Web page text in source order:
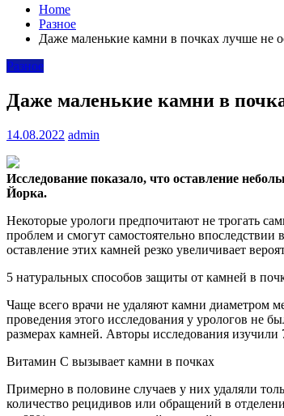
Home
Разное
Даже маленькие камни в почках лучше не
Разное
Даже маленькие камни в
14.08.2022 admin
Исследование показало, что оставление
Йорка.
Некоторые урологи предпочитают не трогать
проблем и смогут самостоятельно
оставление этих камней резко увеличивает
5 натуральных способов защиты от камней в
Чаще всего врачи не удаляют камни диаметром
проведения этого исследования у урологов не
размерах камней. Авторы исследования
Витамин С вызывает камни в почках
Примерно в половине случаев у них удаляли
количество рецидивов или обращений в